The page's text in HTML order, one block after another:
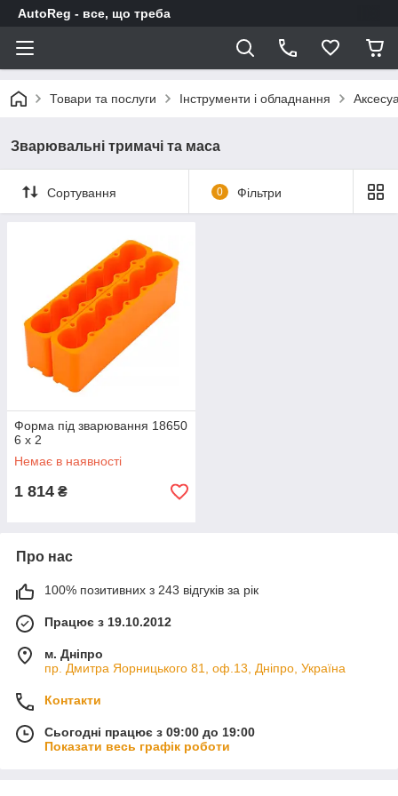
AutoReg - все, що треба
Товари та послуги Інструменти і обладнання
Зварювальні тримачі та маса
Сортування 0 Фільтри
Форма під зварювання 18650
6 х 2
Немає в наявності
1 814 ₴
Про нас
100% позитивних з 243 відгуків за рік
Працює з 19.10.2012
м. Дніпро
пр. Дмитра Яорницького 81, оф.13, Дніпро, Україна
Контакти
Сьогодні працює з 09:00 до 19:00
Показати весь графік роботи